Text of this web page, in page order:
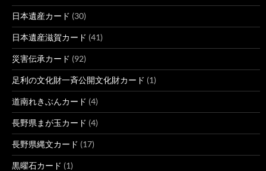
日本遺産カード (30)
日本遺産滋賀カード (41)
災害伝承カード (92)
足利の文化財一斉公開文化財カード (1)
道南れきぶんカード (4)
長野県まが玉カード (4)
長野県縄文カード (17)
黒曜石カード (1)